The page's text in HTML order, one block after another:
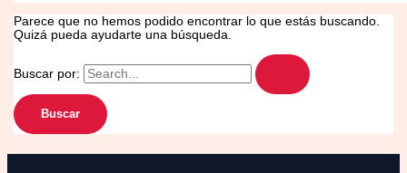
Parece que no hemos podido encontrar lo que estás buscando.
Quizá pueda ayudarte una búsqueda.
Buscar por: